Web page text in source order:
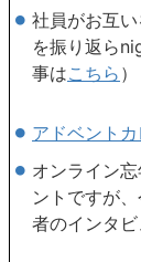
社員がお互
を振り返ら
事はこちら ）
アドベント
オンライン
ントですが
者のインタ